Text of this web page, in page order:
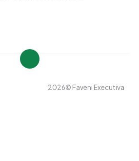
2026© Faveni Executiva